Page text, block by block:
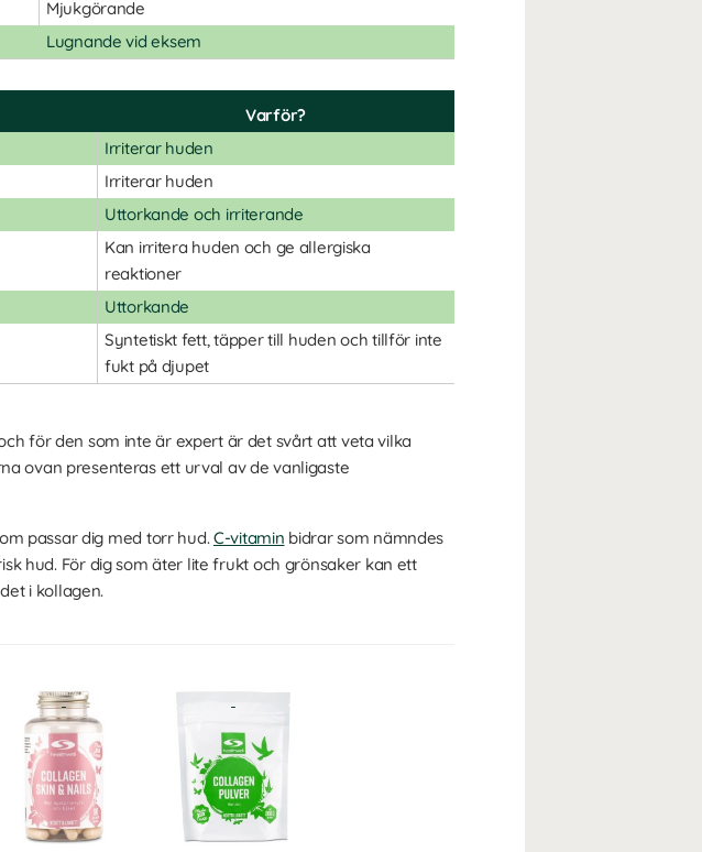
Mjukgörande
Lugnande vid eksem
Varför?
Irriterar huden
Irriterar huden
Uttorkande och irriterande
Kan irritera huden och ge allergiska
reaktioner
Uttorkande
Syntetiskt fett, täpper till huden och tillför inte
fukt på djupet
för den som inte är expert är det svårt att veta vilka
ovan presenteras ett urval av de vanligaste
passar dig med torr hud.C-vitamin bidrar som nämndes
hud. För dig som äter lite frukt och grönsaker kan ett
i kollagen.